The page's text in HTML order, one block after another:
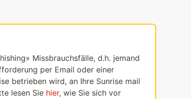
Missbrauchsfälle, d.h. jemand
per Email oder einer
betrieben wird, an Ihre Sunrise mail
lesen Sie hier,wie Sie sich vor